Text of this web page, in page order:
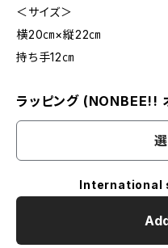
＜サイズ＞
横20㎝×縦22㎝
持ち手12㎝
ラッピング (NONBEE!!
International